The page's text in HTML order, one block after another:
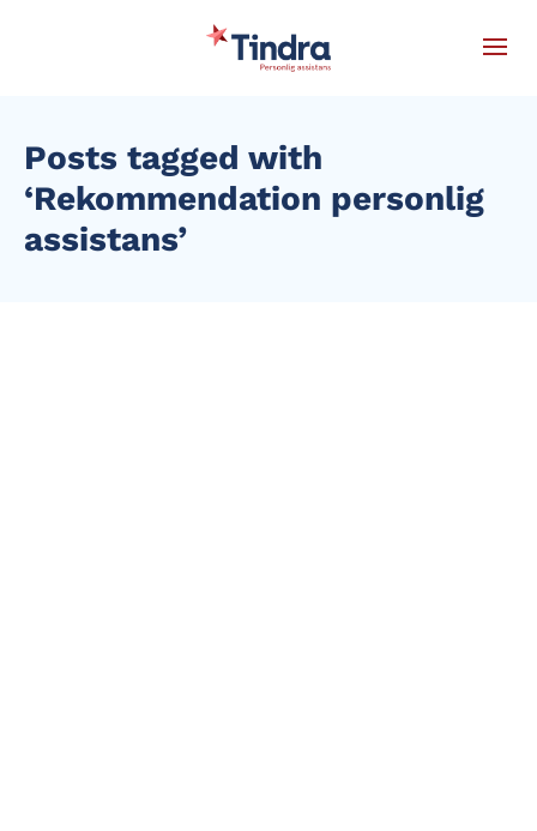
Posts tagged with
‘Rekommendation personlig
assistans’